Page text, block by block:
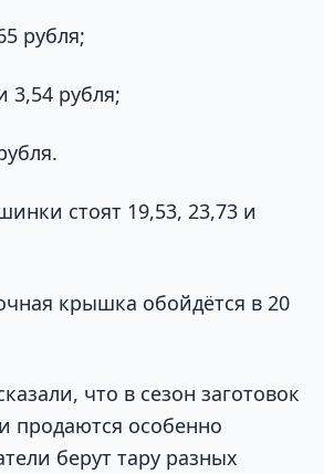
рубля;
3,54 рубля;
стоят 19,53, 23,73 и
крышка обойдётся в 20
что в сезон заготовок
продаются особенно
берут тару разных